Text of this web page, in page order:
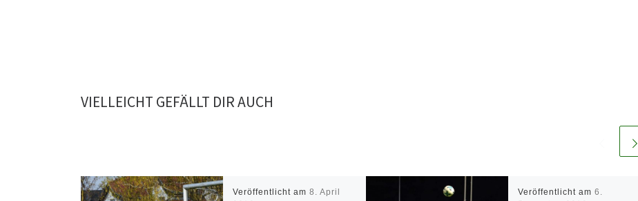
VIELLEICHT GEFÄLLT DIR AUCH
Veröffentlicht am8. April
Veröffentlicht am 6.